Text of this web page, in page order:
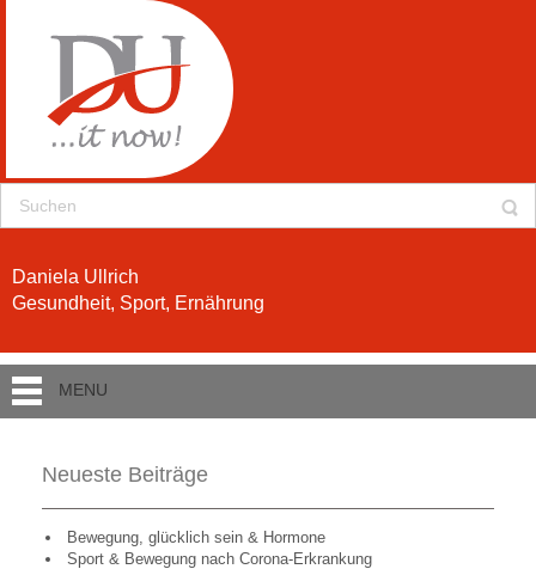
Daniela Ullrich
Gesundheit, Sport, Ernährung
MENU
Neueste Beiträge
Bewegung, glücklich sein & Hormone
Sport & Bewegung nach Corona-Erkrankung